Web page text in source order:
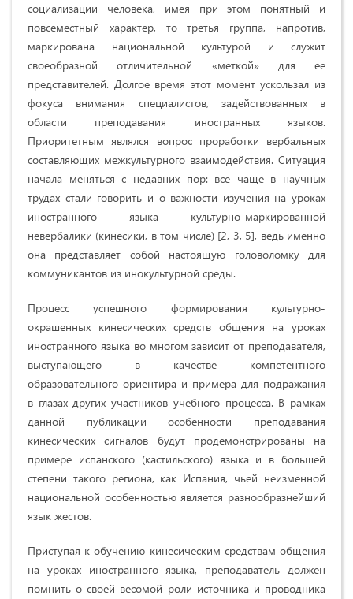
социализации человека, имея при этом понятный и
повсеместный характер, то третья группа, напротив,
маркирована национальной культурой и служит
своеобразной отличительной «меткой» для ее
представителей. Долгое время этот момент ускользал из
фокуса внимания специалистов, задействованных в
области преподавания иностранных языков.
Приоритетным являлся вопрос проработки вербальных
составляющих межкультурного взаимодействия. Ситуация
начала меняться с недавних пор: все чаще в научных
трудах стали говорить и о важности изучения на уроках
иностранного языка культурно-маркированной
невербалики (кинесики, в том числе) [2, 3, 5], ведь именно
она представляет собой настоящую головоломку для
коммуникантов из инокультурной среды.
Процесс успешного формирования культурно-
окрашенных кинесических средств общения на уроках
иностранного языка во многом зависит от преподавателя,
выступающего в качестве компетентного
образовательного ориентира и примера для подражания
в глазах других участников учебного процесса. В рамках
данной публикации особенности преподавания
кинесических сигналов будут продемонстрированы на
примере испанского (кастильского) языка и в большей
степени такого региона, как Испания, чьей неизменной
национальной особенностью является разнообразнейший
язык жестов.
Приступая к обучению кинесическим средствам общения
на уроках иностранного языка, преподаватель должен
помнить о своей весомой роли источника и проводника